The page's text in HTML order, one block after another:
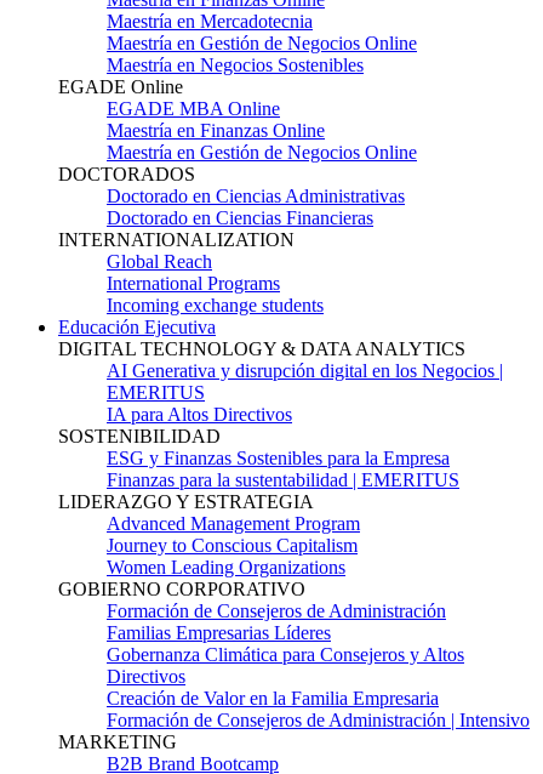
Maestría en Mercadotecnia
Maestría en Gestión de Negocios Online
Maestría en Negocios Sostenibles
EGADE Online
EGADE MBA Online
Maestría en Finanzas Online
Maestría en Gestión de Negocios Online
DOCTORADOS
Doctorado en Ciencias Administrativas
Doctorado en Ciencias Financieras
INTERNATIONALIZATION
Global Reach
International Programs
Incoming exchange students
Educación Ejecutiva
DIGITAL TECHNOLOGY & DATA ANALYTICS
AI Generativa y disrupción digital en los Negocios |
EMERITUS
IA para Altos Directivos
SOSTENIBILIDAD
ESG y Finanzas Sostenibles para la Empresa
Finanzas para la sustentabilidad | EMERITUS
LIDERAZGO Y ESTRATEGIA
Advanced Management Program
Journey to Conscious Capitalism
Women Leading Organizations
GOBIERNO CORPORATIVO
Formación de Consejeros de Administración
Familias Empresarias Líderes
Gobernanza Climática para Consejeros y Altos
Directivos
Creación de Valor en la Familia Empresaria
Formación de Consejeros de Administración | Intensivo
MARKETING
B2B Brand Bootcamp